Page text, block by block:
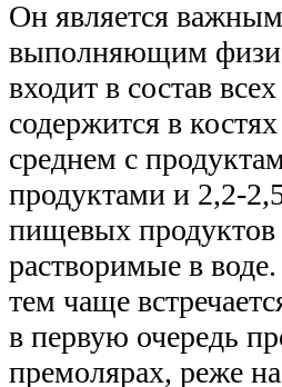
Он является
выполняющим
входит в состав
содержится в
среднем с
продуктами и 2,2-
пищевых продуктов
растворимые в
тем чаще
в первую очередь
премолярах, реже